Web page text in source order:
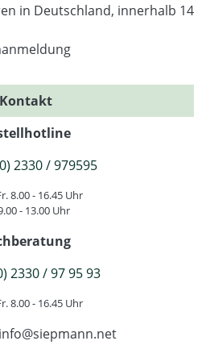
in Deutschland, innerhalb 14
Kontakt
2330 / 979595
8.00 - 16.45 Uhr
- 13.00 Uhr
2330 / 97 95 93
8.00 - 16.45 Uhr
info@siepmann.net